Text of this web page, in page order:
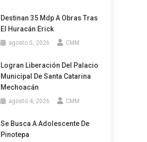
Destinan 35 Mdp A Obras Tras
El Huracán Erick
agosto 5, 2026 CMM
Logran Liberación Del Palacio
Municipal De Santa Catarina
Mechoacán
agosto 4, 2026 CMM
Se Busca A Adolescente De
Pinotepa